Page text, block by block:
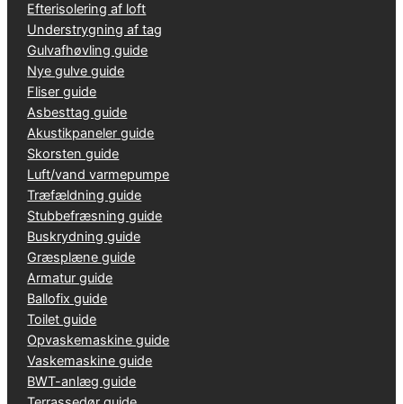
Efterisolering af loft
Understrygning af tag
Gulvafhøvling guide
Nye gulve guide
Fliser guide
Asbesttag guide
Akustikpaneler guide
Skorsten guide
Luft/vand varmepumpe
Træfældning guide
Stubbefræsning guide
Buskrydning guide
Græsplæne guide
Armatur guide
Ballofix guide
Toilet guide
Opvaskemaskine guide
Vaskemaskine guide
BWT-anlæg guide